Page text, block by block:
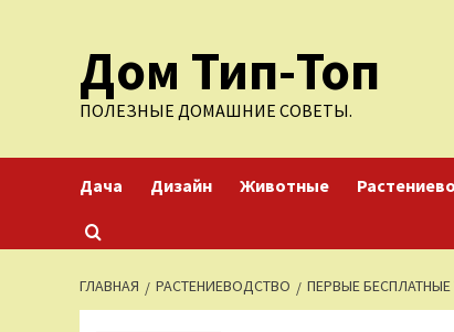
содержимомуДом Тип-Топ
ПОЛЕЗНЫЕ ДОМАШНИЕ СОВЕТЫ.
Дача Дизайн Животные
ГЛАВНАЯ РАСТЕНИЕВОДСТВО ПЕРВЫЕ